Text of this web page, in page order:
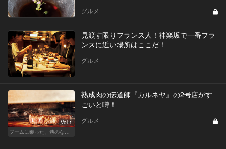
グルメ
見渡す限りフランス人！神楽坂で一番フラ
ンスに近い場所はここだ！
グルメ
Vol.1
熟成肉の伝道師『カルネヤ』の2号店がす
ごいと噂！
グルメ